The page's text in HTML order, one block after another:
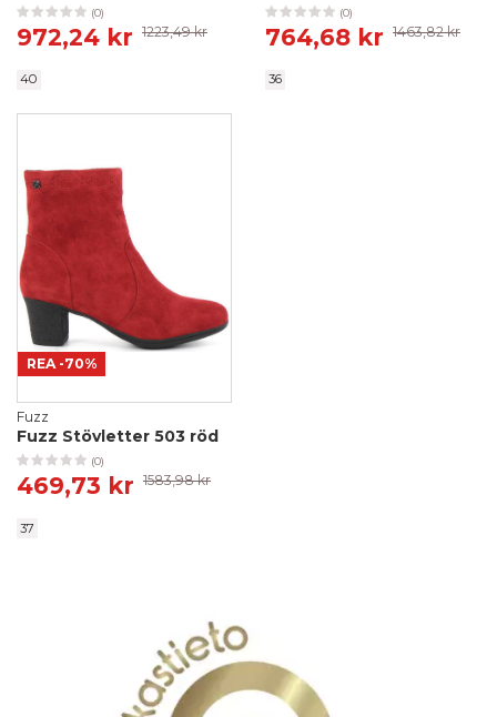
(0)
972,24 kr 1223,49 kr
40
(0)
764,68 kr 1463,82 kr
36
REA -70%
Fuzz
Fuzz Stövletter 503 röd
(0)
469,73 kr 1583,98 kr
37